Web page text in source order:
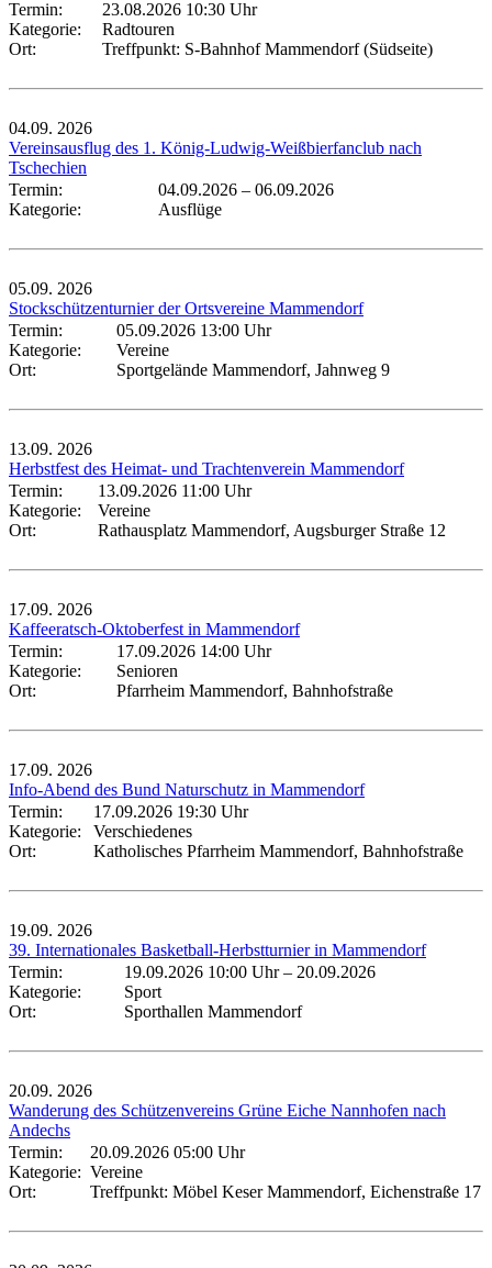
Termin:
23.08.2026 10:30 Uhr
Kategorie:
Radtouren
Ort:
Treffpunkt: S-Bahnhof Mammendorf (Südseite)
04.09. 2026
Vereinsausflug des 1. König-Ludwig-Weißbierfanclub nach
Tschechien
Termin:
04.09.2026 – 06.09.2026
Kategorie:
Ausflüge
05.09. 2026
Stockschützenturnier der Ortsvereine Mammendorf
Termin:
05.09.2026 13:00 Uhr
Kategorie:
Vereine
Ort:
Sportgelände Mammendorf, Jahnweg 9
13.09. 2026
Herbstfest des Heimat- und Trachtenverein Mammendorf
Termin:
13.09.2026 11:00 Uhr
Kategorie:
Vereine
Ort:
Rathausplatz Mammendorf, Augsburger Straße 12
17.09. 2026
Kaffeeratsch-Oktoberfest in Mammendorf
Termin:
17.09.2026 14:00 Uhr
Kategorie:
Senioren
Ort:
Pfarrheim Mammendorf, Bahnhofstraße
17.09. 2026
Info-Abend des Bund Naturschutz in Mammendorf
Termin:
17.09.2026 19:30 Uhr
Kategorie:
Verschiedenes
Ort:
Katholisches Pfarrheim Mammendorf, Bahnhofstraße
19.09. 2026
39. Internationales Basketball-Herbstturnier in Mammendorf
Termin:
19.09.2026 10:00 Uhr– 20.09.2026
Kategorie:
Sport
Ort:
Sporthallen Mammendorf
20.09. 2026
Wanderung des Schützenvereins Grüne Eiche Nannhofen nach
Andechs
Termin:
20.09.2026 05:00 Uhr
Kategorie: Vereine
Ort:
Treffpunkt: Möbel Keser Mammendorf, Eichenstraße 17